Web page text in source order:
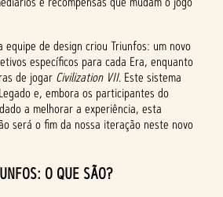
equipe de design criou Triunfos: um novo
específicos para cada Era, enquanto
de jogar Civilization VII. Este sistema
e, embora os participantes do
a melhorar a experiência, esta
será o fim da nossa iteração neste novo
O QUE SÃO?